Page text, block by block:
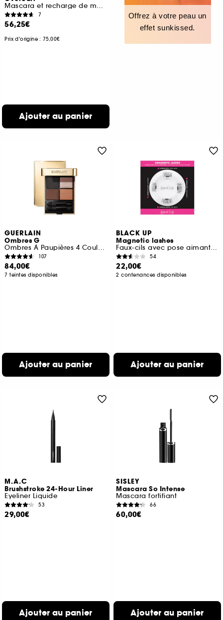
Mascara et recharge de mascara
7
56,25€
Prix d'origine : 75,00€
Ajouter au panier
Offrez à votre peau un
effet sunkissed.
GUERLAIN
Ombres G
Ombres À Paupières 4 Couleurs
107
84,00€
7 teintes disponibles
Ajouter au panier
BLACK UP
Magnetic lashes
Faux-cils avec pose aimantée
54
22,00€
2 contenances disponibles
Ajouter au panier
M.A.C
Brushstroke 24-Hour Liner
Eyeliner Liquide
53
29,00€
Ajouter au panier
SISLEY
Mascara So Intense
Mascara fortifiant
66
60,00€
Ajouter au panier